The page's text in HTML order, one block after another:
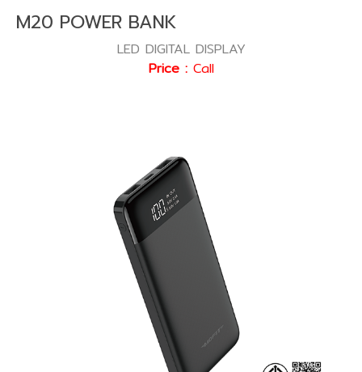
M20 POWER BANK
LED DIGITAL DISPLAY
Price : Call